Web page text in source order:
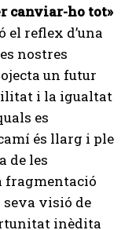
canviar-ho tot»
el reflex d’una
nostres
un futur
i la igualtat
es
és llarg i ple
de les
fragmentació
visió de
inèdita